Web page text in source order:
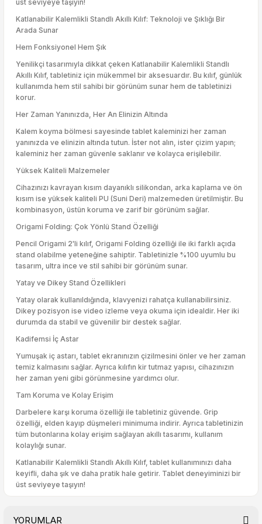
üst seviyeye taşıyın!
Katlanabilir Kalemlikli Standlı Akıllı Kılıf: Teknoloji ve Şıklığı Bir
Arada Sunar
Hem Fonksiyonel Hem Şık
Yenilikçi tasarımıyla dikkat çeken Katlanabilir Kalemlikli Standlı
Akıllı Kılıf, tabletiniz için mükemmel bir aksesuardır. Bu kılıf, günlük
kullanımda hem stil sahibi bir görünüm sunar hem de tabletinizi
korur.
Her Zaman Yanınızda, Her An Elinizin Altında
Kalem koyma bölmesi sayesinde tablet kaleminizi her zaman
yanınızda ve elinizin altında tutun. İster not alın, ister çizim yapın;
kaleminiz her zaman güvenle saklanır ve kolayca erişilebilir.
Yüksek Kaliteli Malzemeler
Cihazınızı kavrayan kısım dayanıklı silikondan, arka kaplama ve ön
kısım ise yüksek kaliteli PU (Suni Deri) malzemeden üretilmiştir. Bu
kombinasyon, üstün koruma ve zarif bir görünüm sağlar.
Origami Folding: Çok Yönlü Stand Özelliği
Pencil Origami 2'li kılıf, Origami Folding özelliği ile iki farklı açıda
stand olabilme yeteneğine sahiptir. Tabletinizle %100 uyumlu bu
tasarım, ultra ince ve stil sahibi bir görünüm sunar.
Yatay ve Dikey Stand Özellikleri
Yatay olarak kullanıldığında, klavyenizi rahatça kullanabilirsiniz.
Dikey pozisyon ise video izleme veya okuma için idealdir. Her iki
durumda da stabil ve güvenilir bir destek sağlar.
Kadifemsi İç Astar
Yumuşak iç astarı, tablet ekranınızın çizilmesini önler ve her zaman
temiz kalmasını sağlar. Ayrıca kılıfın kir tutmaz yapısı, cihazınızın
her zaman yeni gibi görünmesine yardımcı olur.
Tam Koruma ve Kolay Erişim
Darbelere karşı koruma özelliği ile tabletiniz güvende. Grip
özelliği, elden kayıp düşmeleri minimuma indirir. Ayrıca tabletinizin
tüm butonlarına kolay erişim sağlayan akıllı tasarımı, kullanım
kolaylığı sunar.
Katlanabilir Kalemlikli Standlı Akıllı Kılıf, tablet kullanımınızı daha
keyifli, daha şık ve daha pratik hale getirir. Tablet deneyiminizi bir
üst seviyeye taşıyın!
YORUMLAR